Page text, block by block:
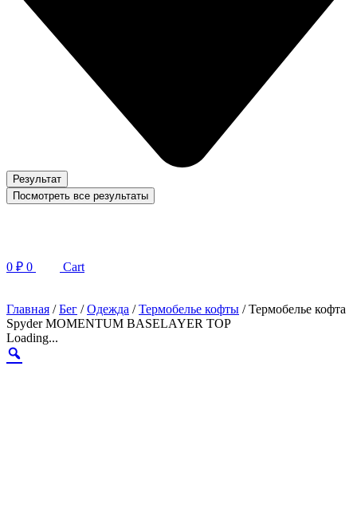
Результат
Посмотреть все результаты
0 ₽ 0 Cart
Главная /Бег /Одежда /Термобелье кофты / Термобелье кофта
Spyder MOMENTUM BASELAYER TOP
Loading...